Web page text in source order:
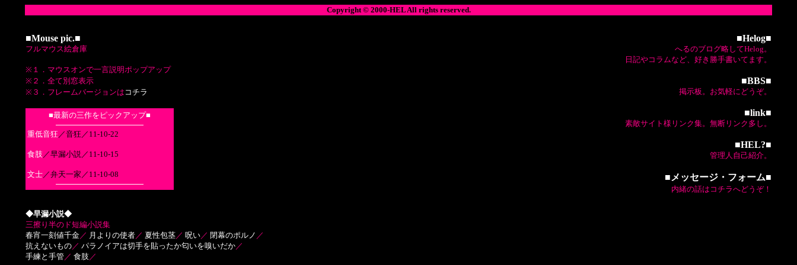
Copyright © 2000-HEL All rights reserved.
■Mouse pic.■
フルマウス絵倉庫
※１．マウスオンで一言説明ポップアップ
※２．全て別窓表示
※３．フレームバージョンは コチラ
■最新の三作をピックアップ■
重低音狂 ／音狂／11-10-22
食肢 ／早漏小説／11-10-15
文士／弁天一家／11-10-08
◆早漏小説◆
三擦り半のド短編小説集
春宵一刻値千金／ 月よりの使者／ 夏性包茎／ 呪い／ 閉幕のポルノ ／
抗えないもの／ パラノイアは切手を貼ったか匂いを嗅いだか／
手練と手管／ 食肢 ／
■Helog■
へるのブログ略してHelog。
日記やコラムなど、好き勝手書いてます。
■BBS■
掲示板。お気軽にどうぞ。
■link■
素敵サイト様リンク集。無断リンク多し。
■HEL?■
管理人自己紹介。
■ メッセージ・フォーム■
内緒の話はコチラへどうぞ！